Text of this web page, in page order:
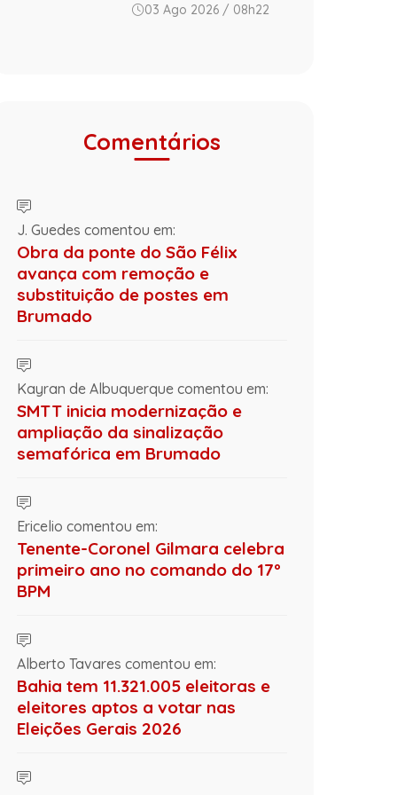
03 Ago 2026 / 08h22
Comentários
J. Guedes comentou em:
Obra da ponte do São Félix
avança com remoção e
substituição de postes em
Brumado
Kayran de Albuquerque comentou em:
SMTT inicia modernização e
ampliação da sinalização
semafórica em Brumado
Ericelio comentou em:
Tenente-Coronel Gilmara celebra
primeiro ano no comando do 17º
BPM
Alberto Tavares comentou em:
Bahia tem 11.321.005 eleitoras e
eleitores aptos a votar nas
Eleições Gerais 2026